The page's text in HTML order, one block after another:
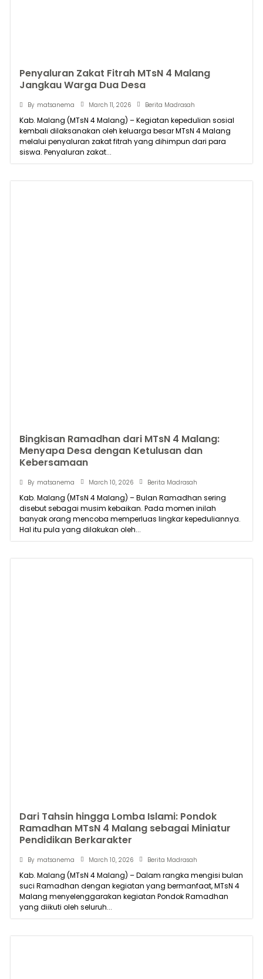
Penyaluran Zakat Fitrah MTsN 4 Malang
Jangkau Warga Dua Desa
By matsanema March 11, 2026 Berita Madrasah
Kab. Malang (MTsN 4 Malang) – Kegiatan kepedulian sosial
kembali dilaksanakan oleh keluarga besar MTsN 4 Malang
melalui penyaluran zakat fitrah yang dihimpun dari para
siswa. Penyaluran zakat...
Bingkisan Ramadhan dari MTsN 4 Malang:
Menyapa Desa dengan Ketulusan dan
Kebersamaan
By matsanema March 10, 2026 Berita Madrasah
Kab. Malang (MTsN 4 Malang) – Bulan Ramadhan sering
disebut sebagai musim kebaikan. Pada momen inilah
banyak orang mencoba memperluas lingkar kepeduliannya.
Hal itu pula yang dilakukan oleh...
Dari Tahsin hingga Lomba Islami: Pondok
Ramadhan MTsN 4 Malang sebagai Miniatur
Pendidikan Berkarakter
By matsanema March 10, 2026 Berita Madrasah
Kab. Malang (MTsN 4 Malang) – Dalam rangka mengisi bulan
suci Ramadhan dengan kegiatan yang bermanfaat, MTsN 4
Malang menyelenggarakan kegiatan Pondok Ramadhan
yang diikuti oleh seluruh...